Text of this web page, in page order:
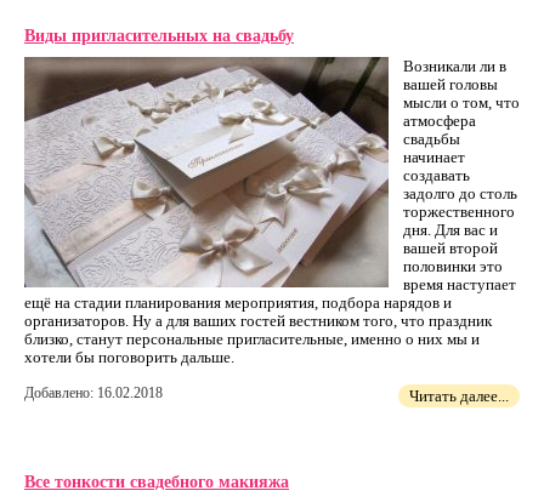
Виды пригласительных на свадьбу
Возникали ли в
вашей головы
мысли о том, что
атмосфера
свадьбы
начинает
создавать
задолго до столь
торжественного
дня. Для вас и
вашей второй
половинки это
время наступает
ещё на стадии планирования мероприятия, подбора нарядов и
организаторов. Ну а для ваших гостей вестником того, что праздник
близко, станут персональные пригласительные, именно о них мы и
хотели бы поговорить дальше.
Добавлено: 16.02.2018 Читать далее...
Все тонкости свадебного макияжа